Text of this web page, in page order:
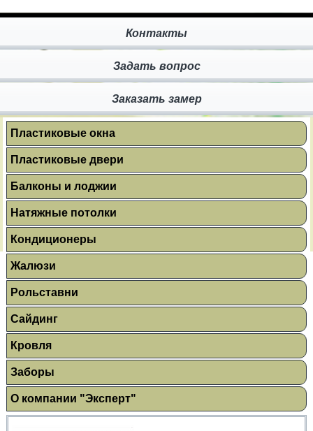
Контакты
Задать вопрос
Заказать замер
Пластиковые окна
Пластиковые двери
Балконы и лоджии
Натяжные потолки
Кондиционеры
Жалюзи
Рольставни
Сайдинг
Кровля
Заборы
О компании "Эксперт"